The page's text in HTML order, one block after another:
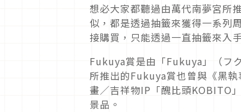
想必大家都聽過由萬代南夢宮所
似，都是透過抽籤來獲得一系列
接購買，只能透過一直抽籤來入
Fukuya賞是由「Fukuya」（フ
所推出的Fukuya賞也曾與《黑
畫／吉祥物IP「醜比頭KOBITO
景品。